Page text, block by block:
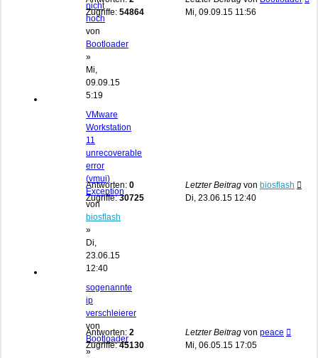
nicht
hoch
von
Bootloader
»
Mi,
09.09.15
5:19
Zugriffe: 54864
Mi, 09.09.15 11:56
VMware
Workstation
11
unrecoverable
error
(vmui)
Exception
von
biosflash
»
Di,
23.06.15
12:40
Antworten: 0
Zugriffe:30725
Letzter Beitrag von biosflash
Di, 23.06.15 12:40
sogenannte
ip
verschleierer
von
Bootloader
»
Antworten: 2
Zugriffe:45130
Letzter Beitrag von peace
Mi, 06.05.15 17:05